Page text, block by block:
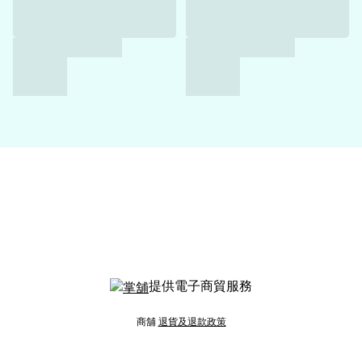
提供電子商貿服務
商舖 退貨及退款政策